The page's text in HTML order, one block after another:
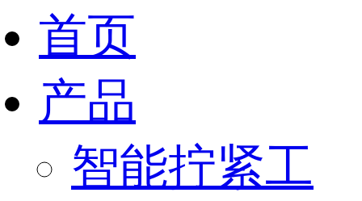
首页
产品
智能拧紧工